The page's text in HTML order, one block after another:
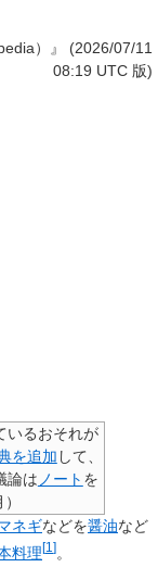
）』 (2026/07/11
08:19 UTC 版)
いるおそれが
を追加 して、
論は ノート を
）
ネギなどを醤油など
料理[1 ]。